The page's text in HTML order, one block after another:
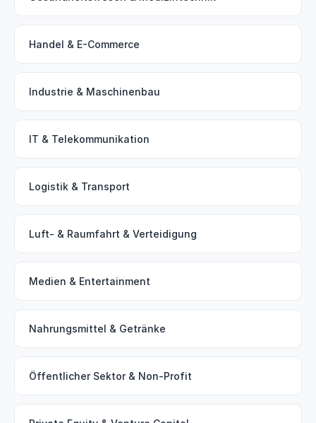
Handel & E-Commerce
Industrie & Maschinenbau
IT & Telekommunikation
Logistik & Transport
Luft- & Raumfahrt & Verteidigung
Medien & Entertainment
Nahrungsmittel & Getränke
Öffentlicher Sektor & Non-Profit